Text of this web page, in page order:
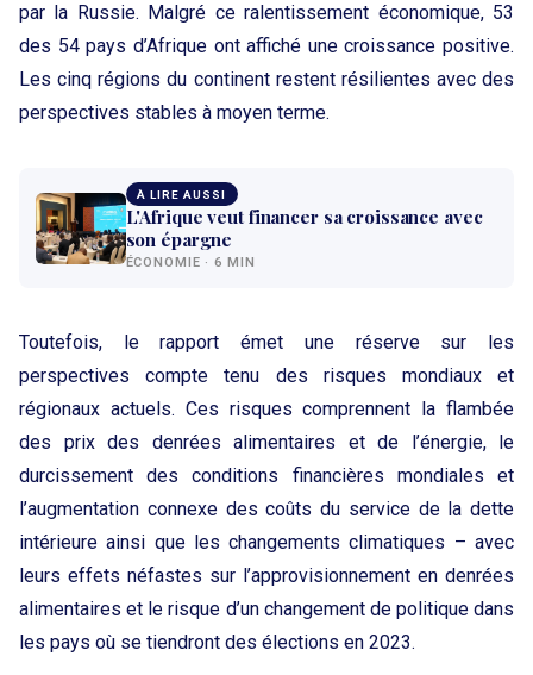
par la Russie. Malgré ce ralentissement économique, 53
des 54 pays d’Afrique ont affiché une croissance positive.
Les cinq régions du continent restent résilientes avec des
perspectives stables à moyen terme.
À LIRE AUSSI
L'Afrique veut financer sa croissance avec
son épargne
ÉCONOMIE · 6 MIN
Toutefois, le rapport émet une réserve sur les
perspectives compte tenu des risques mondiaux et
régionaux actuels. Ces risques comprennent la flambée
des prix des denrées alimentaires et de l’énergie, le
durcissement des conditions financières mondiales et
l’augmentation connexe des coûts du service de la dette
intérieure ainsi que les changements climatiques – avec
leurs effets néfastes sur l’approvisionnement en denrées
alimentaires et le risque d’un changement de politique dans
les pays où se tiendront des élections en 2023.